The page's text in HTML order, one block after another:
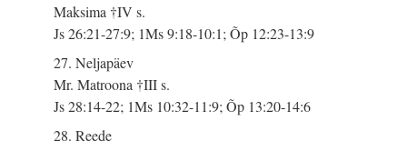
Maksima †IV s.
Js 26:21-27:9; 1Ms 9:18-10:1; Õp 12:23-13:9
27. Neljapäev
Mr. Matroona †III s.
Js 28:14-22; 1Ms 10:32-11:9; Õp 13:20-14:6
28. Reede